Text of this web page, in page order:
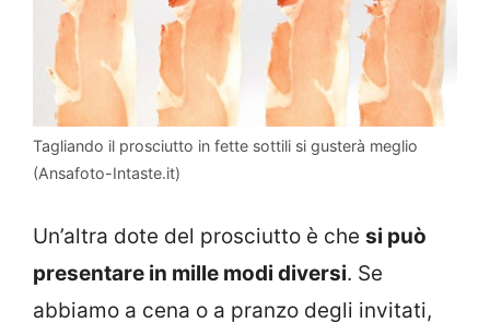
Tagliando il prosciutto in fette sottili si gusterà meglio
(Ansafoto-Intaste.it)
Un’altra dote del prosciutto è che si può
presentare in mille modi diversi. Se
abbiamo a cena o a pranzo degli invitati,